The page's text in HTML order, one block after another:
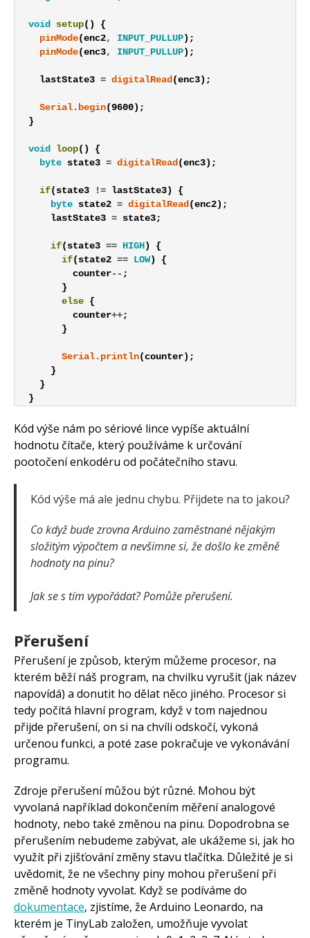
void setup( )
{
pinMode(enc2, INPUT_PULLUP ) ;
pinMode(enc3, INPUT_PULLUP ) ;
lastState3 = digitalRead (enc3 ) ;
Serial . begin(9600 ) ;
}
void loop( )
{
byte state3 = digitalRead (enc3 ) ;
if( state3 != lastState3 )
{
byte state2 = digitalRead (enc2 ) ;
lastState3 = state3 ;
if( state3 == HIGH )
{
if( state2 == LOW)
{
counter-- ;
}
else {
counter++ ;
}
Serial . println(counter ) ;
}
}
}
Kód výše nám po sériové lince vypíše aktuální
hodnotu čítače, který používáme k určování
pootočení enkodéru od počátečního stavu.
Kód výše má ale jednu chybu. Přijdete na to jakou?
Co když bude zrovna Arduino zaměstnané nějakým
složitým výpočtem a nevšimne si, že došlo ke změně
hodnoty na pinu?
Jak se s tím vypořádat? Pomůže přerušení.
Přerušení
Přerušení je způsob, kterým můžeme procesor, na
kterém běží náš program, na chvilku vyrušit (jak název
napovídá) a donutit ho dělat něco jiného. Procesor si
tedy počítá hlavní program, když v tom najednou
přijde přerušení, on si na chvíli odskočí, vykoná
určenou funkci, a poté zase pokračuje ve vykonávání
programu.
Zdroje přerušení můžou být různé. Mohou být
vyvolaná například dokončením měření analogové
hodnoty, nebo také změnou na pinu. Dopodrobna se
přerušením nebudeme zabývat, ale ukážeme si, jak ho
využít při zjišťování změny stavu tlačítka. Důležité je si
uvědomit, že ne všechny piny mohou přerušení při
změně hodnoty vyvolat. Když se podíváme do
dokumentace, zjistíme, že Arduino Leonardo, na
kterém je TinyLab založen, umožňuje vyvolat